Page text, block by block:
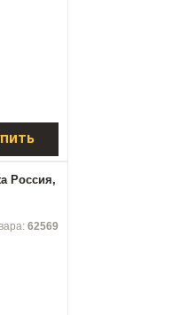
Россия,
62569